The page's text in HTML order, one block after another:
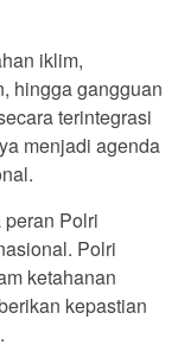
iklim,
hingga gangguan
terintegrasi
menjadi agenda
peran Polri
Polri
ketahanan
kepastian